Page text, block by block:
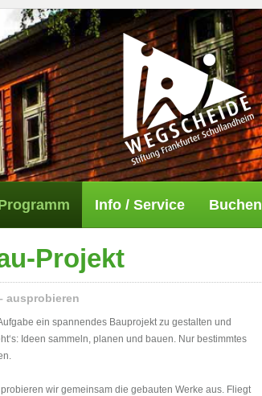
Info / Service Buchen
Projekt
ausprobieren
ein spannendes Bauprojekt zu gestalten und
Ideen sammeln, planen und bauen. Nur bestimmtes
wir gemeinsam die gebauten Werke aus. Fliegt